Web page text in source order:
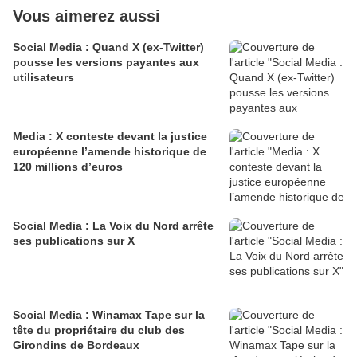
Vous aimerez aussi
Social Media : Quand X (ex-Twitter)
pousse les versions payantes aux
utilisateurs
Media : X conteste devant la justice
européenne l’amende historique de
120 millions d’euros
Social Media : La Voix du Nord arrête
ses publications sur X
Social Media : Winamax Tape sur la
tête du propriétaire du club des
Girondins de Bordeaux